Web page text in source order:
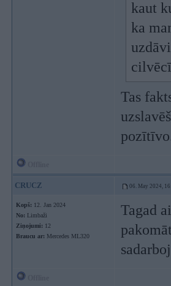
kaut
ka
Tas
CRUCZ 06. May 2024,
Kopš: 12. Jan 2024
No: Limbaži
Ziņojumi: 12
Braucu ar: Mercedes ML320
Tagad